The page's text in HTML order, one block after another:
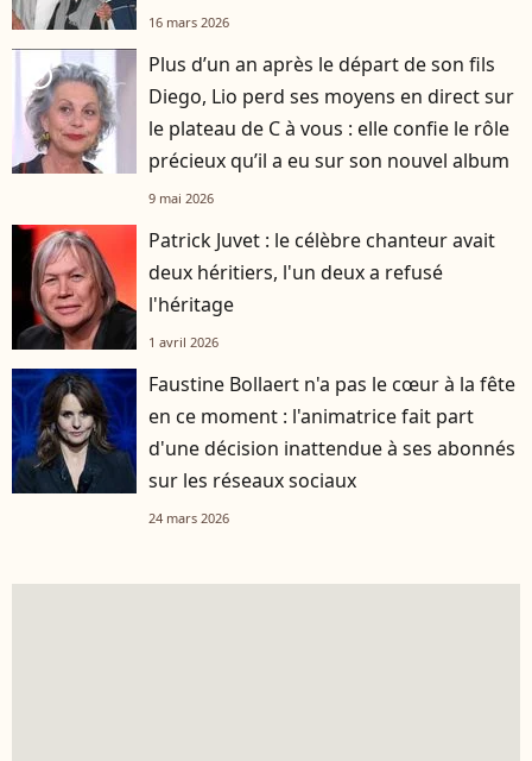
16 mars 2026
player2
Plus d’un an après le départ de son fils
Diego, Lio perd ses moyens en direct sur
le plateau de C à vous : elle confie le rôle
précieux qu’il a eu sur son nouvel album
9 mai 2026
Patrick Juvet : le célèbre chanteur avait
deux héritiers, l'un deux a refusé
l'héritage
1 avril 2026
Faustine Bollaert n'a pas le cœur à la fête
en ce moment : l'animatrice fait part
d'une décision inattendue à ses abonnés
sur les réseaux sociaux
24 mars 2026